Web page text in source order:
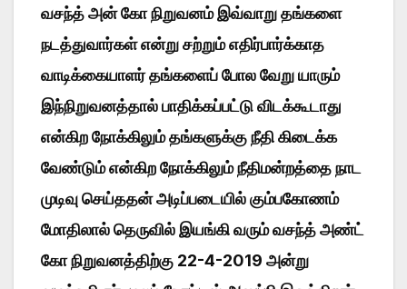
வசந்த் அன் கோ நிறுவனம் இவ்வாறு தங்களை
நடத்துவார்கள் என்று சற்றும் எதிர்பார்க்காத
வாடிக்கையாளர் தங்களைப் போல வேறு யாரும்
இந்நிறுவனத்தால் பாதிக்கப்பட்டு விடக்கூடாது
என்கிற நோக்கிலும் தங்களுக்கு நீதி கிடைக்க
வேண்டும் என்கிற நோக்கிலும் நீதிமன்றத்தை நாட
முடிவு செய்ததன் அடிப்படையில் கும்பகோணம்
மோதிலால் தெருவில் இயங்கி வரும் வசந்த் அண்ட்
கோ நிறுவனத்திற்கு 22-4-2019 அன்று